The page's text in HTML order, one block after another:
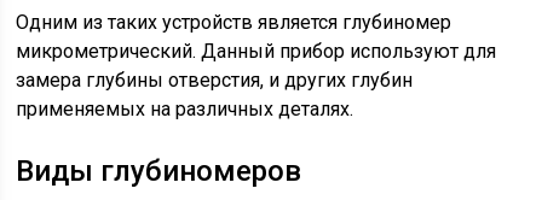
Одним из таких устройств является глубиномер
микрометрический. Данный прибор используют для
замера глубины отверстия, и других глубин
применяемых на различных деталях.
Виды глубиномеров